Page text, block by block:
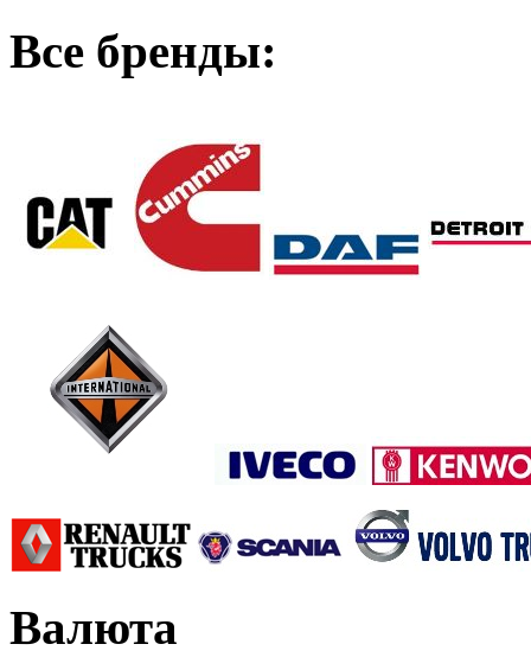
Все бренды:
Валюта